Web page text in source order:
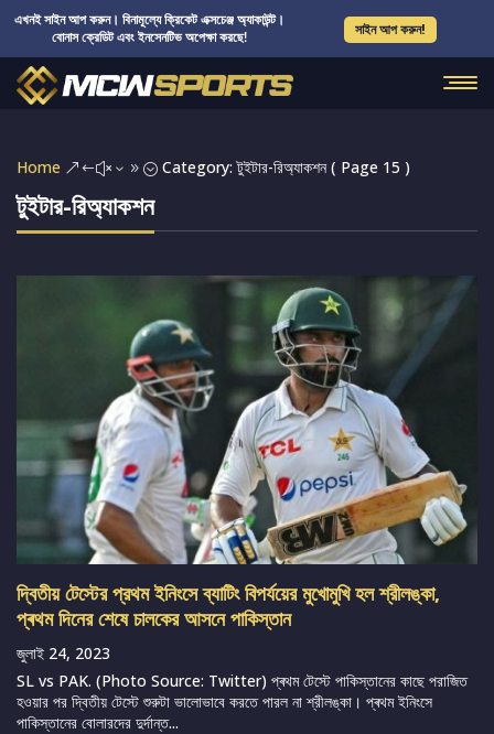
এখনই সাইন আপ করুন। বিনামূল্যে ক্রিকেট এক্সচেঞ্জ অ্যাকাউন্ট।
বোনাস ক্রেডিট এবং ইনসেনটিভ অপেক্ষা করছে!
সাইন আপ করুন!
Home &#x39; Category: টুইটার-রিঅ্যাকশন( Page 15 )
টুইটার-রিঅ্যাকশন
দ্বিতীয় টেস্টের প্রথম ইনিংসে ব্যাটিং বিপর্যয়ের মুখোমুখি হল শ্রীলঙ্কা,
প্ৰথম দিনের শেষে চালকের আসনে পাকিস্তান
জুলাই 24, 2023
SL vs PAK. (Photo Source: Twitter) প্ৰথম টেস্টে পাকিস্তানের কাছে পরাজিত
হওয়ার পর দ্বিতীয় টেস্টে শুরুটা ভালোভাবে করতে পারল না শ্রীলঙ্কা। প্ৰথম ইনিংসে
পাকিস্তানের বোলারদের দুর্দান্ত...